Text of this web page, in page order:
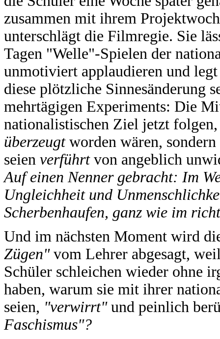
zusammen mit ihrem
unterschlägt die Filmregie. Sie
Tagen "Welle"-Spielen der
unmotiviert applaudieren und
diese plötzliche Sinnesänderung
mehrtägigen Experiments: Die
nationalistischen Ziel jetzt
überzeugtworden wären,
seien verführt von angeblich
Auf einen Nenner gebracht: Im
Ungleichheit und
Scherbenhaufen, ganz wie im
Und im nächsten Moment wird
Zügen" vom Lehrer abgesagt,
Schüler schleichen wieder ohne
haben, warum sie mit ihrer
seien, "verwirrt"und peinlich
Faschismus"?